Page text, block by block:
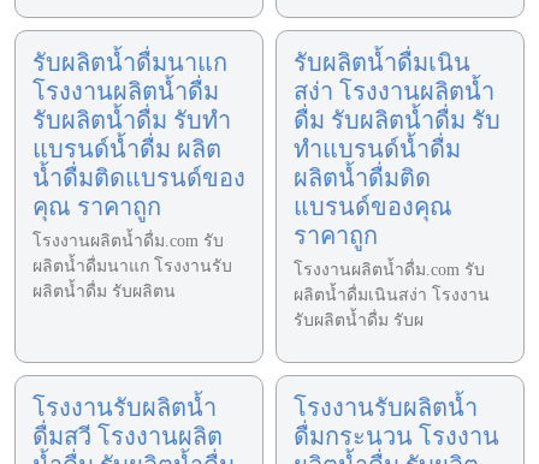
รับผลิตน้ำดื่มนาแก
โรงงานผลิตน้ำดื่ม
รับผลิตน้ำดื่ม รับทำ
แบรนด์น้ำดื่ม ผลิต
น้ำดื่มติดแบรนด์ของ
คุณ ราคาถูก
โรงงานผลิตน้ำดื่ม.com รับ
ผลิตน้ำดื่มนาแก โรงงานรับ
ผลิตน้ำดื่ม รับผลิตน
รับผลิตน้ำดื่มเนิน
สง่า โรงงานผลิตน้ำ
ดื่ม รับผลิตน้ำดื่ม รับ
ทำแบรนด์น้ำดื่ม
ผลิตน้ำดื่มติด
แบรนด์ของคุณ
ราคาถูก
โรงงานผลิตน้ำดื่ม.com รับ
ผลิตน้ำดื่มเนินสง่า โรงงาน
รับผลิตน้ำดื่ม รับผ
โรงงานรับผลิตน้ำ
ดื่มสวี โรงงานผลิต
โรงงานรับผลิตน้ำ
ดื่มกระนวน โรงงาน